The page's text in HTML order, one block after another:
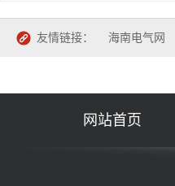
友情链接： 海南电气网
网站首页